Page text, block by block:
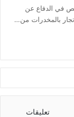
في الدفاع عن
بالمخدرات من…
تعليقات